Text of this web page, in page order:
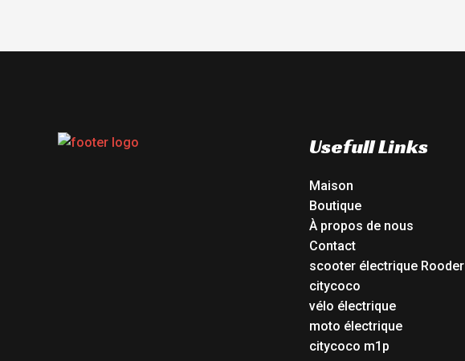
Usefull Links
Maison
Boutique
À propos de nous
Contact
scooter électrique Rooder
citycoco
vélo électrique
moto électrique
citycoco m1p